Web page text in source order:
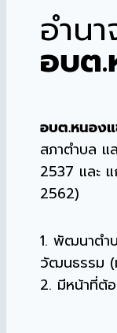
อำน
อบต
อบต.หนอง
สภาตำบล แ
2537 และ
2562)
1. พัฒนาตำ
วัฒนธรรม (
2. มีหน้าที่ต้